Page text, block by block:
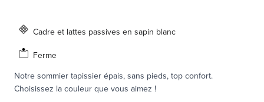
Cadre et lattes passives en sapin blanc
Ferme
Notre sommier tapissier épais, sans pieds, top confort.
Choisissez la couleur que vous aimez !